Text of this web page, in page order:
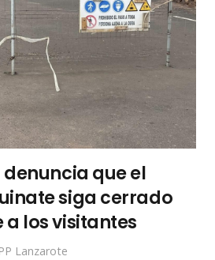
denuncia que el
siga cerrado
los visitantes
PP Lanzarote